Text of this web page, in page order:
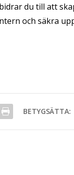
du till att
och säkra
BETYGSÄTTA: